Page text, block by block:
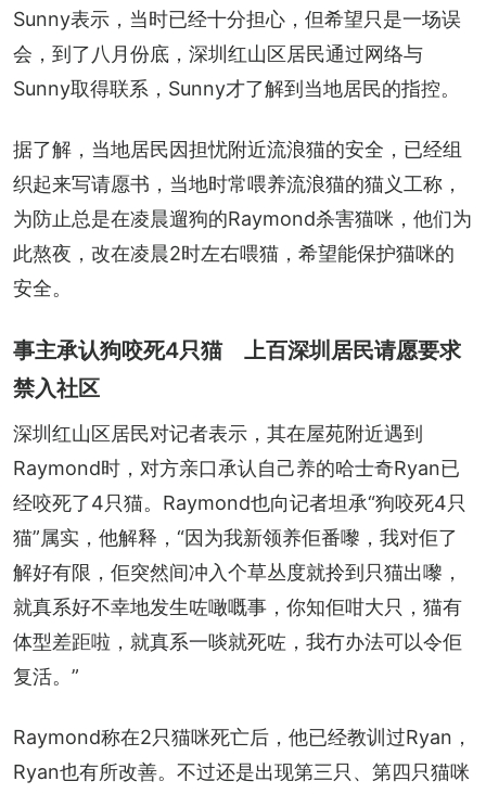
Sunny表示，当时已经十分担心，但希望只是一场误
会，到了八月份底，深圳红山区居民通过网络与
Sunny取得联系，Sunny才了解到当地居民的指控。
据了解，当地居民因担忧附近流浪猫的安全，已经组
织起来写请愿书，当地时常喂养流浪猫的猫义工称，
为防止总是在凌晨遛狗的Raymond杀害猫咪，他们为
此熬夜，改在凌晨2时左右喂猫，希望能保护猫咪的
安全。
事主承认狗咬死4只猫 上百深圳居民请愿要求
禁入社区
深圳红山区居民对记者表示，其在屋苑附近遇到
Raymond时，对方亲口承认自己养的哈士奇Ryan已
经咬死了4只猫。Raymond也向记者坦承“狗咬死4只
猫”属实，他解释，“因为我新领养佢番嚟，我对佢了
解好有限，佢突然间冲入个草丛度就拎到只猫出嚟，
就真系好不幸地发生咗噉嘅事，你知佢咁大只，猫有
体型差距啦，就真系一啖就死咗，我冇办法可以令佢
复活。”
Raymond称在2只猫咪死亡后，他已经教训过Ryan，
Ryan也有所改善。不过还是出现第三只、第四只猫咪